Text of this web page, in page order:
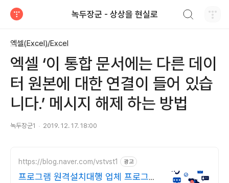
녹두장군 - 상상을 현실로
엑셀(Excel)/Excel
엑셀 ‘이 통합 문서에는 다른 데이
터 원본에 대한 연결이 들어 있습
니다.’ 메시지 해제 하는 방법
녹두장군1 2019. 12. 17. 18:00
https://blog.naver.com/vstvst1 광고
프로그램 원격설치대행 업체 프로그램